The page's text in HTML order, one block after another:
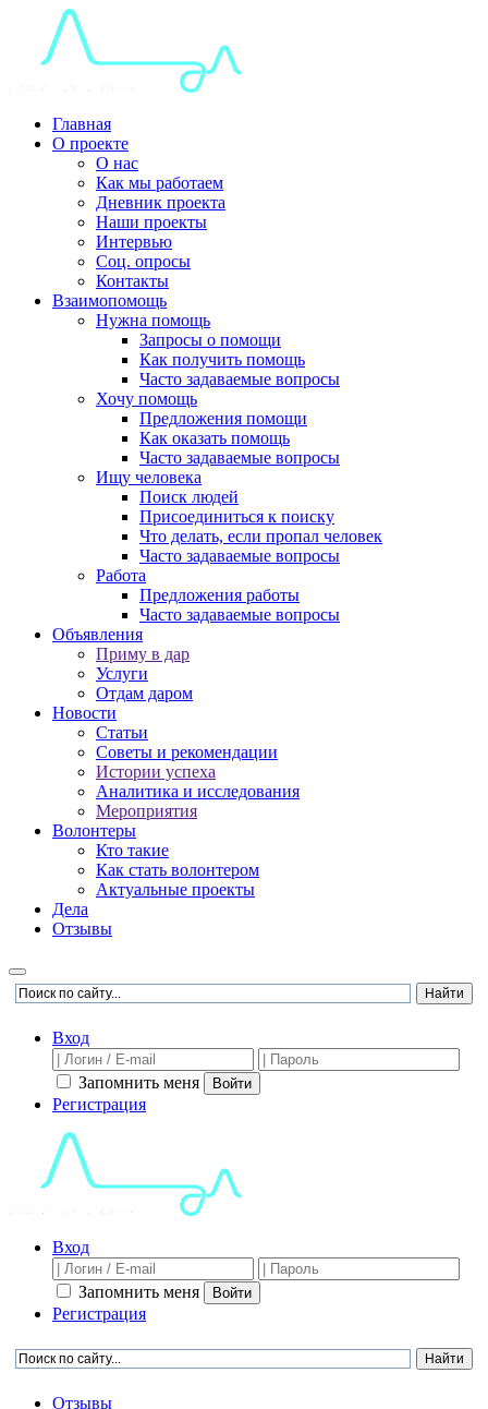
Главная
О проекте
О нас
Как мы работаем
Дневник проекта
Наши проекты
Интервью
Соц. опросы
Контакты
Взаимопомощь
Нужна помощь
Запросы о помощи
Как получить помощь
Часто задаваемые вопросы
Хочу помощь
Предложения помощи
Как оказать помощь
Часто задаваемые вопросы
Ищу человека
Поиск людей
Присоединиться к поиску
Что делать, если пропал человек
Часто задаваемые вопросы
Работа
Предложения работы
Часто задаваемые вопросы
Объявления
Приму в дар
Услуги
Отдам даром
Новости
Статьи
Советы и рекомендации
Истории успеха
Аналитика и исследования
Мероприятия
Волонтеры
Кто такие
Как стать волонтером
Актуальные проекты
Дела
Отзывы
Вход
Запомнить меня Войти
Регистрация
Вход
Запомнить меня Войти
Регистрация
Отзывы